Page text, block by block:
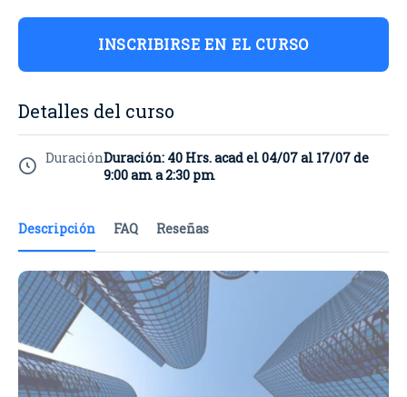
Descripción FAQ Reseñas
INSCRIBIRSE EN EL CURSO
Detalles del curso
DuraciónDuración: 40 Hrs. acad el 04/07 al 17/07 de
9:00 am a 2:30 pm